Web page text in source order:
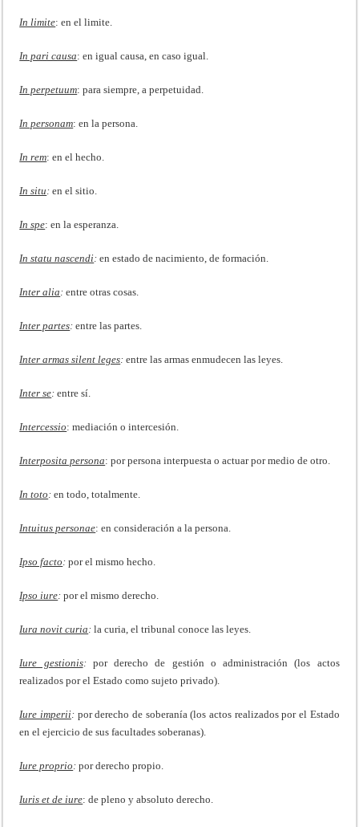
In limite: en el limite.
In pari causa: en igual causa, en caso igual.
In perpetuum: para siempre, a perpetuidad.
In personam: en la persona.
In rem: en el hecho.
In situ :en el sitio.
In spe: en la esperanza.
In statu nascendi :en estado de nacimiento, de formación.
Inter alia :entre otras cosas.
Inter partes:entre las partes.
Inter armas silent leges:entre las armas enmudecen las leyes.
Inter se:entre sí.
Intercessio: mediación o intercesión.
Interposita persona: por persona interpuesta o actuar por medio de otro.
In toto :en todo, totalmente.
Intuitus personae: en consideración a la persona.
Ipso facto :por el mismo hecho.
Ipso iure:por el mismo derecho.
Iura novit curia :la curia, el tribunal conoce las leyes.
Iure gestionis: por derecho de gestión o administración (los actos
realizados por el Estado como sujeto privado).
Iure imperii : por derecho de soberanía (los actos realizados por el Estado
en el ejercicio de sus facultades soberanas).
Iure proprio :por derecho propio.
Iuris et de iure: de pleno y absoluto derecho.